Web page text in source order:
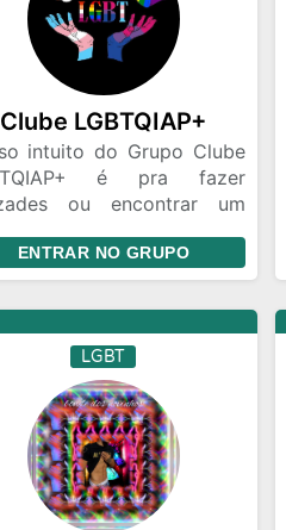
Clube LGBTQIAP+
intuito do Grupo Clube
é pra fazer
ou encontrar um
e as regras e se
😊✨💖
ENTRAR NO GRUPO
LGBT